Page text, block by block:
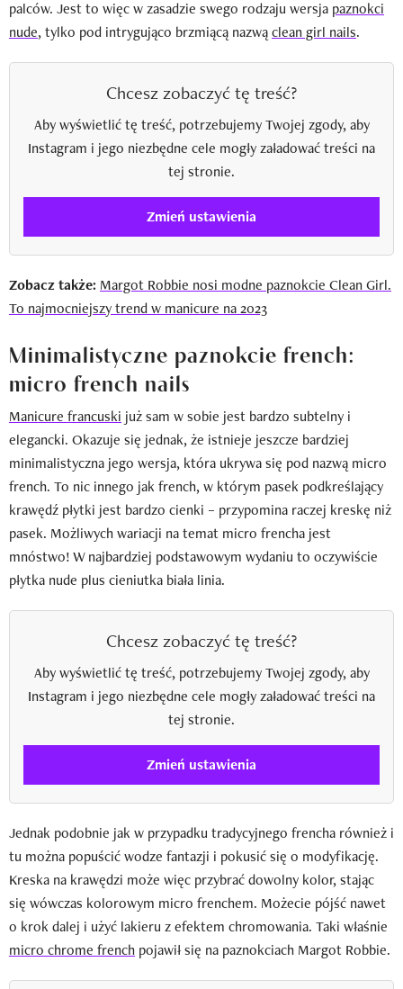
palców. Jest to więc w zasadzie swego rodzaju wersja paznokci
nude, tylko pod intrygująco brzmiącą nazwąclean girl nails.
Chcesz zobaczyć tę treść?
Aby wyświetlić tę treść, potrzebujemy Twojej zgody, aby
Instagram i jego niezbędne cele mogły załadować treści na
tej stronie.
Zmień ustawienia
Zobacz także: Margot Robbie nosi modne paznokcie Clean Girl.
To najmocniejszy trend w manicure na 2023
Minimalistyczne paznokcie french:
micro french nails
Manicure francuski już sam w sobie jest bardzo subtelny i
elegancki. Okazuje się jednak, że istnieje jeszcze bardziej
minimalistyczna jego wersja, która ukrywa się pod nazwą micro
french. To nic innego jak french, w którym pasek podkreślający
krawędź płytki jest bardzo cienki – przypomina raczej kreskę niż
pasek. Możliwych wariacji na temat micro frencha jest
mnóstwo! W najbardziej podstawowym wydaniu to oczywiście
płytka nude plus cieniutka biała linia.
Chcesz zobaczyć tę treść?
Aby wyświetlić tę treść, potrzebujemy Twojej zgody, aby
Instagram i jego niezbędne cele mogły załadować treści na
tej stronie.
Zmień ustawienia
Jednak podobnie jak w przypadku tradycyjnego frencha również i
tu można popuścić wodze fantazji i pokusić się o modyfikację.
Kreska na krawędzi może więc przybrać dowolny kolor, stając
się wówczas kolorowym micro frenchem. Możecie pójść nawet
o krok dalej i użyć lakieru z efektem chromowania. Taki właśnie
micro chrome french pojawił się na paznokciach Margot Robbie.